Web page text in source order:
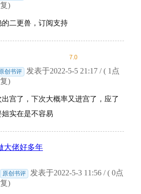
)
的二更兽，订阅支持
7.0
创书评
发表于2022-5-5 21:17 / ( 1点
)
宫了，下次大概率又进宫了，应了
实在是不容易
大佬好多年
原创书评
发表于2022-5-3 11:56 / ( 0点
)